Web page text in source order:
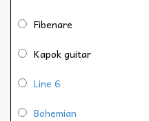
Fibenare
Kapok guitar
Line 6
Bohemian